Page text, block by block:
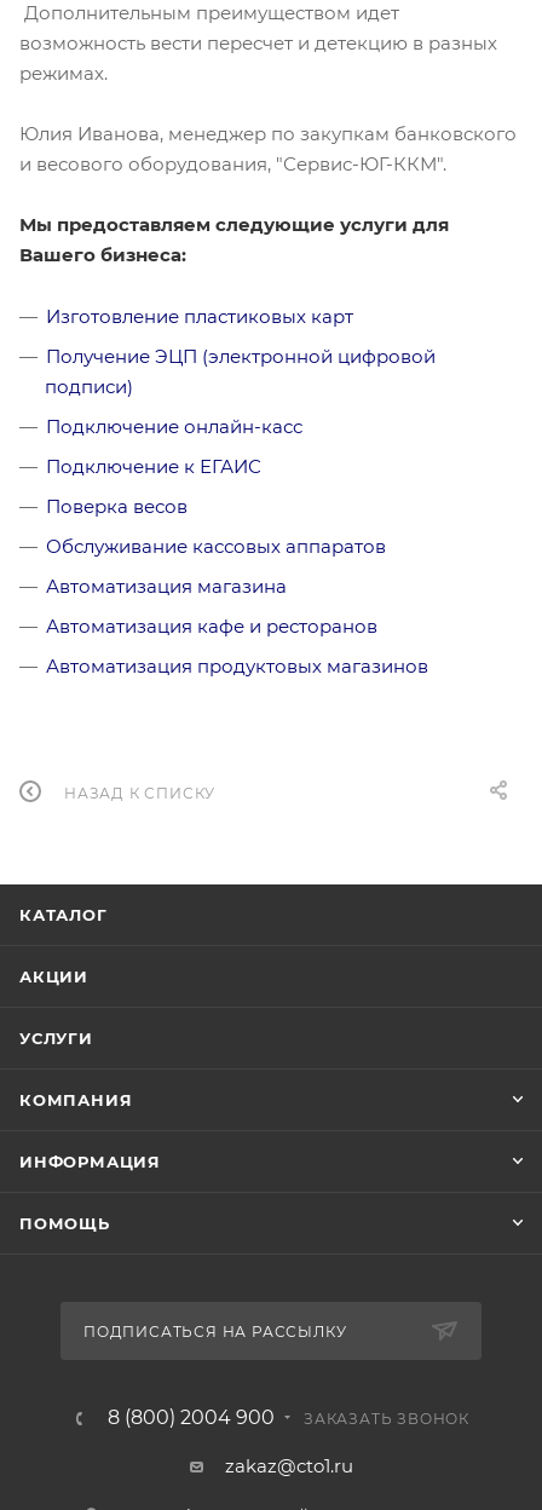
Дополнительным преимуществом идет
возможность вести пересчет и детекцию в разных
режимах.
Юлия Иванова, менеджер по закупкам банковского
и весового оборудования, "Сервис-ЮГ-ККМ".
Мы предоставляем следующие услуги для
Вашего бизнеса:
Изготовление пластиковых карт
Получение ЭЦП (электронной цифровой
подписи)
Подключение онлайн-касс
Подключение к ЕГАИС
Поверка весов
Обслуживание кассовых аппаратов
Автоматизация магазина
Автоматизация кафе и ресторанов
Автоматизация продуктовых магазинов
НАЗАД К СПИСКУ
КАТАЛОГ
АКЦИИ
УСЛУГИ
КОМПАНИЯ
ИНФОРМАЦИЯ
ПОМОЩЬ
ПОДПИСАТЬСЯ НА РАССЫЛКУ
8 (800) 2004 900 ЗАКАЗАТЬ ЗВОНОК
zakaz@cto1.ru